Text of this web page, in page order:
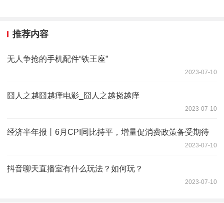
推荐内容
无人争抢的手机配件“铁王座”
2023-07-10
囧人之越囧越痒电影_囧人之越挠越痒
2023-07-10
经济半年报丨6月CPI同比持平，增量促消费政策备受期待
2023-07-10
抖音聊天直播室有什么玩法？如何玩？
2023-07-10